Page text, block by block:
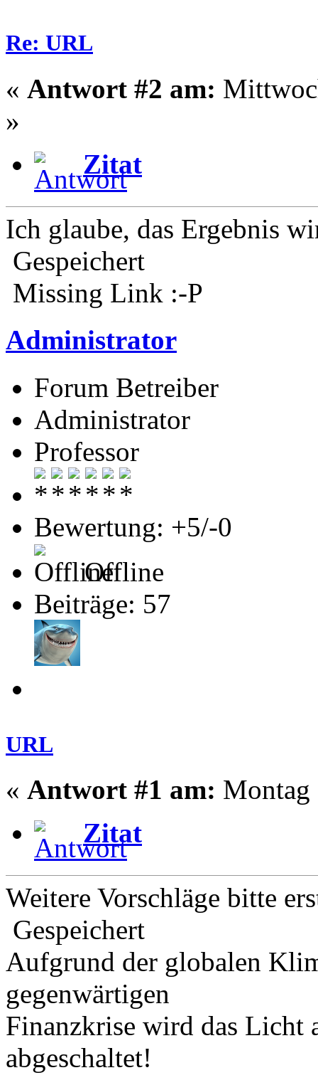
Re: URL
« Antwort #2 am:
»
Zitat
Ich glaube, das Ergebnis
Gespeichert
Missing Link :-P
Administrator
Forum Betreiber
Administrator
Professor
Bewertung: +5/-0
Offline
Beiträge: 57
URL
« Antwort #1 am:
Zitat
Weitere Vorschläge bitte
Gespeichert
Aufgrund der globalen
gegenwärtigen
Finanzkrise wird das Licht
abgeschaltet!